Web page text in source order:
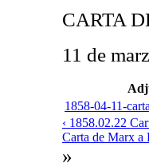
CARTA
11 de
1858-04-11-
‹ 1858.02.22
Carta de Marx a
»